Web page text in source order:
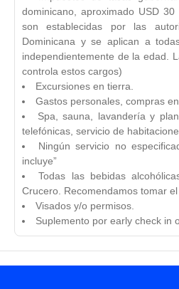
dominicano, aproximado USD
son establecidas por las
Dominicana y se aplican a
independientemente de la edad.
controla estos cargos)
Excursiones en tierra.
Gastos personales, compras
Spa, sauna, lavandería y
telefónicas, servicio de
Ningún servicio no
incluye”
Todas las bebidas
Crucero. Recomendamos tomar el
Visados y/o permisos.
Suplemento por early check in